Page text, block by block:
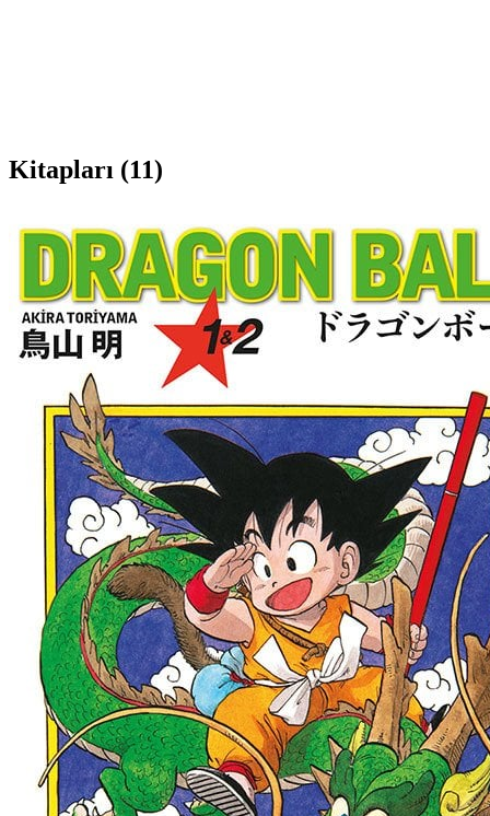
Kitapları (11)